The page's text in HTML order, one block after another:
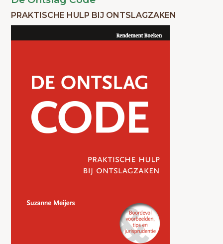
PRAKTISCHE HULP BIJ ONTSLAGZAKEN